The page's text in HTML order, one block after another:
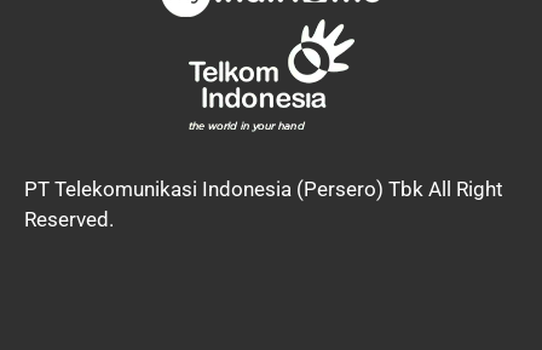
PT Telekomunikasi Indonesia (Persero) Tbk All Right
Reserved.